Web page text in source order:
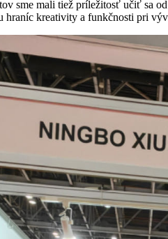
sme mali tiež príležitosť učiť sa
hraníc kreativity a funkčnosti pri